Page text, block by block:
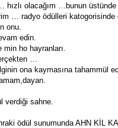
olacağım …bunun üstünde
… radyo ödülleri katogorisinde
onu.
edin.
ho hayranları.
…
ona kaymasına tahammül
verdiği sahne.
ödül sunumunda AHN KİL